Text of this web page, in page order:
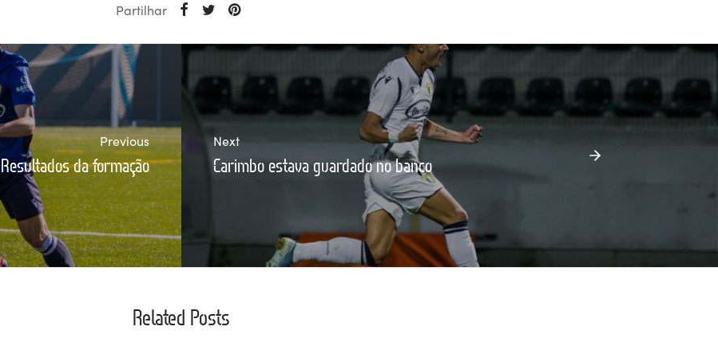
Partilhar
Previous
Resultados da formação
Next
Carimbo estava guardado no banco
Related Posts